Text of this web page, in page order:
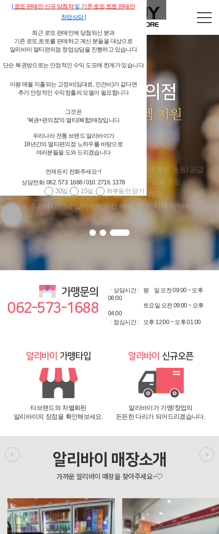
독립형 개인 편의점
알리바이 물류시스템 지원
4,000여 편의점상품(상온상품,저온상품,페스트푸드 등등) 공급
대기업 편의점체인과 경쟁할 수 있는 상품 구성
당일발주 → 당일배송 / 주 6회 배송
광주광역시/전남 알리바이 직접 배송, 그 외 지역 위탁배송
가맹문의
062-573-1688
ㆍ상담시간 : 평
일 오전 09:00 ~ 오후
06:00
토요일 오전 09:00 ~ 오후
04:00
ㆍ점심시간 :
오후 12:00 ~ 오후 01:00
알리바이 가맹타입
타브랜드와 차별화된
알리바이의 장점을 확인해보세요.
알리바이 신규오픈
알리바이가 가맹/창업의
든든한 다리가 되어드리겠습니다.
알리바이 매장소개
[로또 판매인 신규 당첨자및 기존 로또,토토 판매인
창업상담]
최근 로또 판매인에 당첨되신 분과
기존 로또,토토를 판매하고 계신 분들을 대상으로
알리바이 멀티편의점 창업상담을 진행하고 있습니다
단순 복권방으로는 안정적인 수익 도모에 한계가 있습니다
이왕 매월 지출되는 고정비(임대료, 인건비)가 같다면
추가 안정적인 수익창출의 모델이 필요합니다
그것은
'복권+편의점'의 멀티(복합)매장입니다
우리나라 전통 브랜드 알리바이가
18년간의 멀티편의점 노하우를 바탕으로
여러분들을 도와 드리겠습니다
언제든지 전화주세요~!
상담전화: 062. 573. 1688 / 010. 2716. 1378
하루동안 닫기
15일
30일